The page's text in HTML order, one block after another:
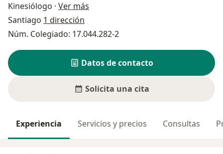
Kinesiólogo · Ver más
Santiago 1 dirección
Núm. Colegiado: 17.044.282-2
Datos de contacto
Solicita una cita
Experiencia Servicios y precios Consultas